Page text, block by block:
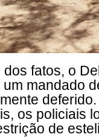
dos fatos, o
um mandado
os policiais
de